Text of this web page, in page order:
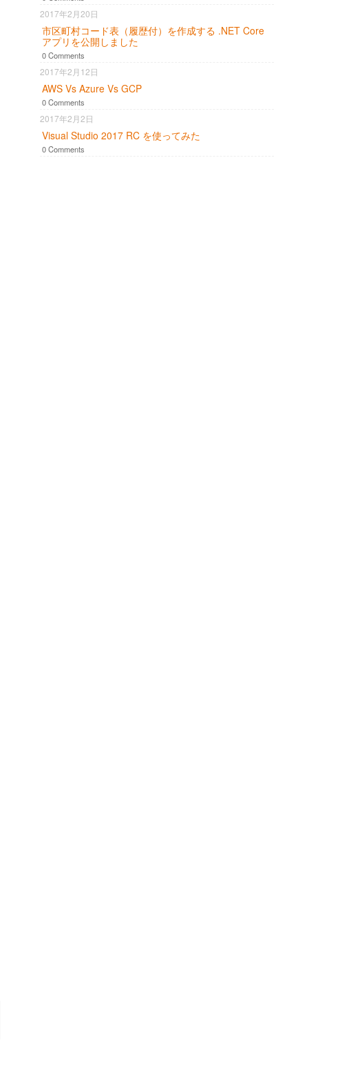
2017年2月20日
市区町村コード表（履歴付）を作成する .NET Core
アプリを公開しました
0 Comments
2017年2月12日
AWS Vs Azure Vs GCP
0 Comments
2017年2月2日
Visual Studio 2017 RC を使ってみた
0 Comments